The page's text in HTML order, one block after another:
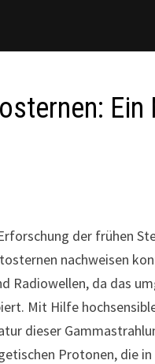
der frühen
nachweisen
Radiowellen, da das
Mit Hilfe
dieser
Protonen, die